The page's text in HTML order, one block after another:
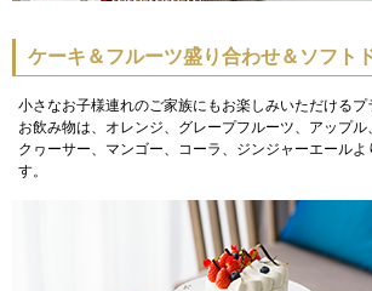
ケーキ＆フルーツ盛り合わせ＆ソフト
小さなお子様連れのご家族にもお楽しみいただけるプ
お飲み物は、オレンジ、グレープフルーツ、アップ
クヮーサー、マンゴー、コーラ、ジンジャーエールよ
す。